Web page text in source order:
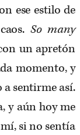
ese estilo de
So many
un apretón
momento, y
sentirme así.
y aún hoy me
si no sentía